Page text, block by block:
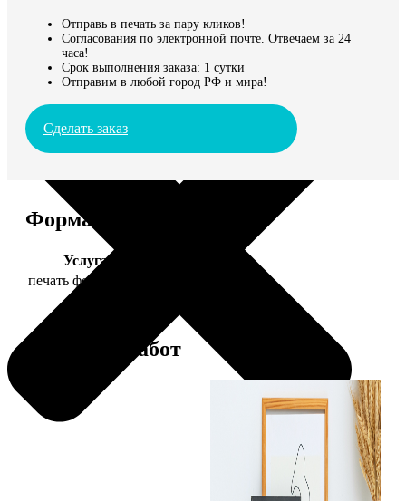
Отправь в печать за пару кликов!
Согласования по электронной почте. Отвечаем за 24
часа!
Срок выполнения заказа: 1 сутки
Отправим в любой город РФ и мира!
Сделать заказ
Форматы и цены
Услуга
печать фото 13х18
Примеры работ